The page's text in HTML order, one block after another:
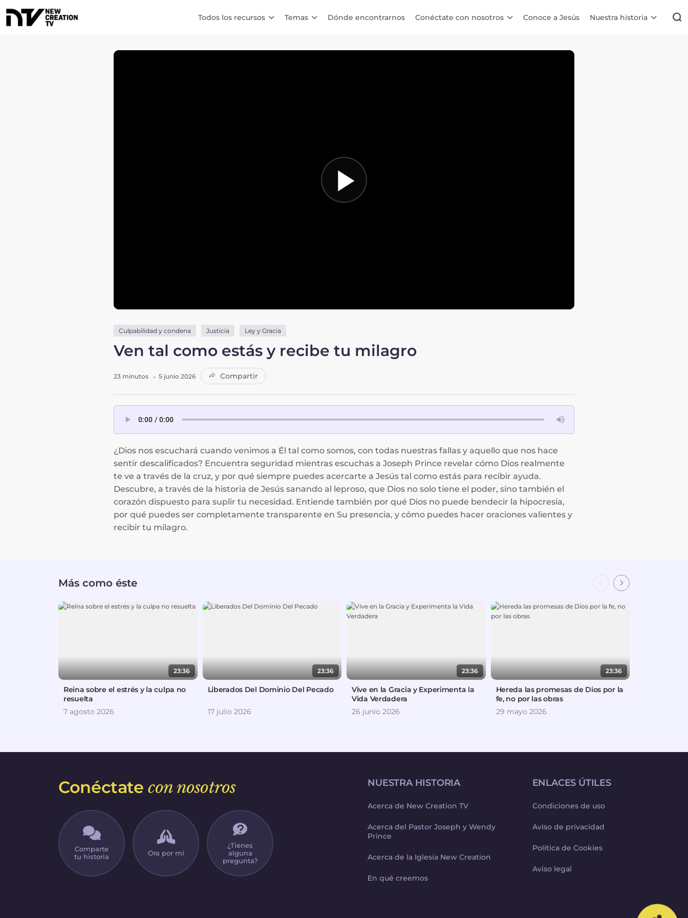
Todos los recursos Temas Dónde encontrarnos Conéctate con nosotros Conoce a Jesús Nuestra historia
Culpabilidad y condena Justicia Ley y Gracia
Ven tal como estás y recibe tu milagro
23 minutos 5 junio 2026 Compartir
¿Dios nos escuchará cuando venimos a Él tal como somos, con todas nuestras fallas y aquello que nos hace
sentir descalificados? Encuentra seguridad mientras escuchas a Joseph Prince revelar cómo Dios realmente
te ve a través de la cruz, y por qué siempre puedes acercarte a Jesús tal como estás para recibir ayuda.
Descubre, a través de la historia de Jesús sanando al leproso, que Dios no solo tiene el poder, sino también el
corazón dispuesto para suplir tu necesidad. Entiende también por qué Dios no puede bendecir la hipocresía,
por qué puedes ser completamente transparente en Su presencia, y cómo puedes hacer oraciones valientes y
recibir tu milagro.
Más como éste
23:36
Reina sobre el estrés y la culpa no
resuelta
7 agosto 2026
23:36
Liberados Del Dominio Del Pecado
17 julio 2026
23:36
Vive en la Gracia y Experimenta la
Vida Verdadera
26 junio 2026
23:36
Hereda las promesas de Dios por la
fe, no por las obras
29 mayo 2026
Conéctatecon nosotros
Comparte
tu historia
Ora por mí
¿Tienes
alguna
pregunta?
NUESTRA HISTORIA
Acerca de New Creation TV
Acerca del Pastor Joseph y Wendy
Prince
Acerca de la Iglesia New Creation
En qué creemos
ENLACES ÚTILES
Condiciones de uso
Aviso de privacidad
Política de Cookies
Aviso legal